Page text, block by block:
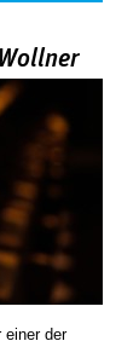
einer der